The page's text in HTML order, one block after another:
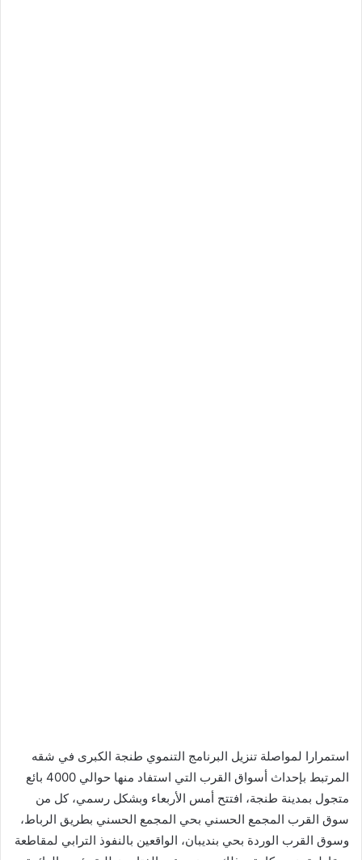
استمرارا لمواصلة تنزيل البرنامج التنموي طنجة الكبرى في شقه
المرتبط بإحداث أسواق القرب التي استفاد منها حوالي 4000 بائع
متجول بمدينة طنجة، افتتح أمس الأربعاء وبشكل رسمي، كل من
سوق القرب المجمع الحسني بحي المجمع الحسني بطريق الرباط،
وسوق القرب الوردة بحي بنديبان، الواقعين بالنفوذ الترابي لمقاطعة